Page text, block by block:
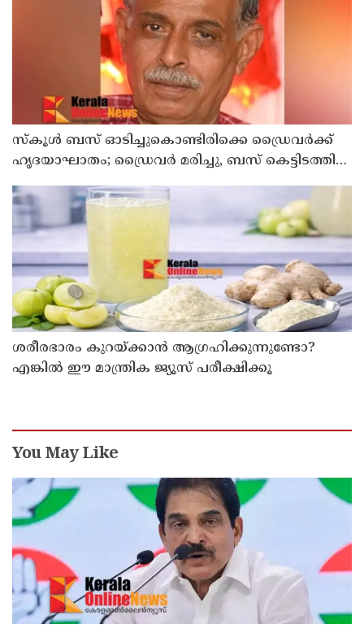
സ്കൂൾ ബസ് ഓടിച്ചുകൊണ്ടിരിക്കെ ഡ്രൈവർക്ക്
ഹൃദയാഘാതം; ഡ്രൈവർ മരിച്ചു, ബസ് കെട്ടിടത്തിൽ
ശരീരഭാരം കുറയ്ക്കാൻ ആഗ്രഹിക്കുന്നുണ്ടോ?
എങ്കിൽ ഈ മാന്ത്രിക ജ്യൂസ് പരീക്ഷിക്കൂ
You May Like